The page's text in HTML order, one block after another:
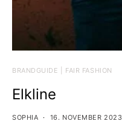
BRANDGUIDE | FAIR FASHION
Elkline
SOPHIA 16. NOVEMBER 2023